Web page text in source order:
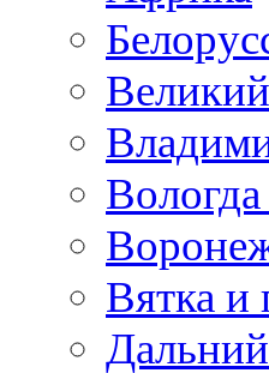
Вятка и